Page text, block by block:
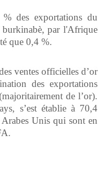
des exportations du
burkinabè, par l'Afrique
que 0,4 %.
ventes officielles d’or
des exportations
de l’or).
s’est établie à 70,4
Unis qui sont en